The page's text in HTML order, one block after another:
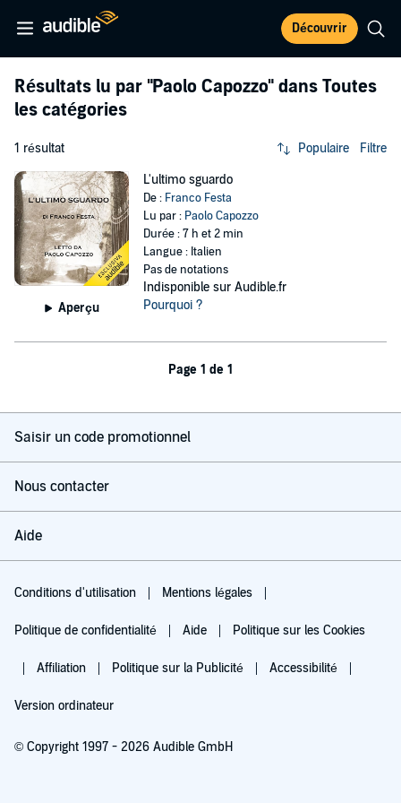
Découvrir
Résultats lu par "Paolo Capozzo" dans Toutes
les catégories
1 résultat Populaire Filtre
Aperçu
L'ultimo sguardo
De : Franco Festa
Lu par : Paolo Capozzo
Durée : 7 h et 2 min
Langue : Italien
Pas de notations
Indisponible sur Audible.fr
Pourquoi ?
Page 1 de 1
Saisir un code promotionnel
Nous contacter
Aide
Conditions d'utilisation Mentions légales
Politique de confidentialité Aide Politique sur les Cookies
Affiliation Politique sur la Publicité Accessibilité
Version ordinateur
© Copyright 1997 - 2026 Audible GmbH